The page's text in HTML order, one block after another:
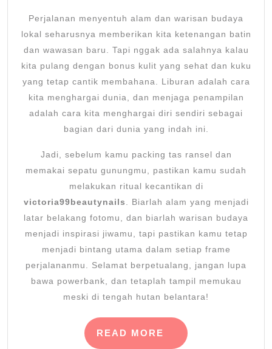
Perjalanan menyentuh alam dan warisan budaya
lokal seharusnya memberikan kita ketenangan batin
dan wawasan baru. Tapi nggak ada salahnya kalau
kita pulang dengan bonus kulit yang sehat dan kuku
yang tetap cantik membahana. Liburan adalah cara
kita menghargai dunia, dan menjaga penampilan
adalah cara kita menghargai diri sendiri sebagai
bagian dari dunia yang indah ini.
Jadi, sebelum kamu packing tas ransel dan
memakai sepatu gunungmu, pastikan kamu sudah
melakukan ritual kecantikan di
victoria99beautynails. Biarlah alam yang menjadi
latar belakang fotomu, dan biarlah warisan budaya
menjadi inspirasi jiwamu, tapi pastikan kamu tetap
menjadi bintang utama dalam setiap frame
perjalananmu. Selamat berpetualang, jangan lupa
bawa powerbank, dan tetaplah tampil memukau
meski di tengah hutan belantara!
READ MORE
READ
MORE